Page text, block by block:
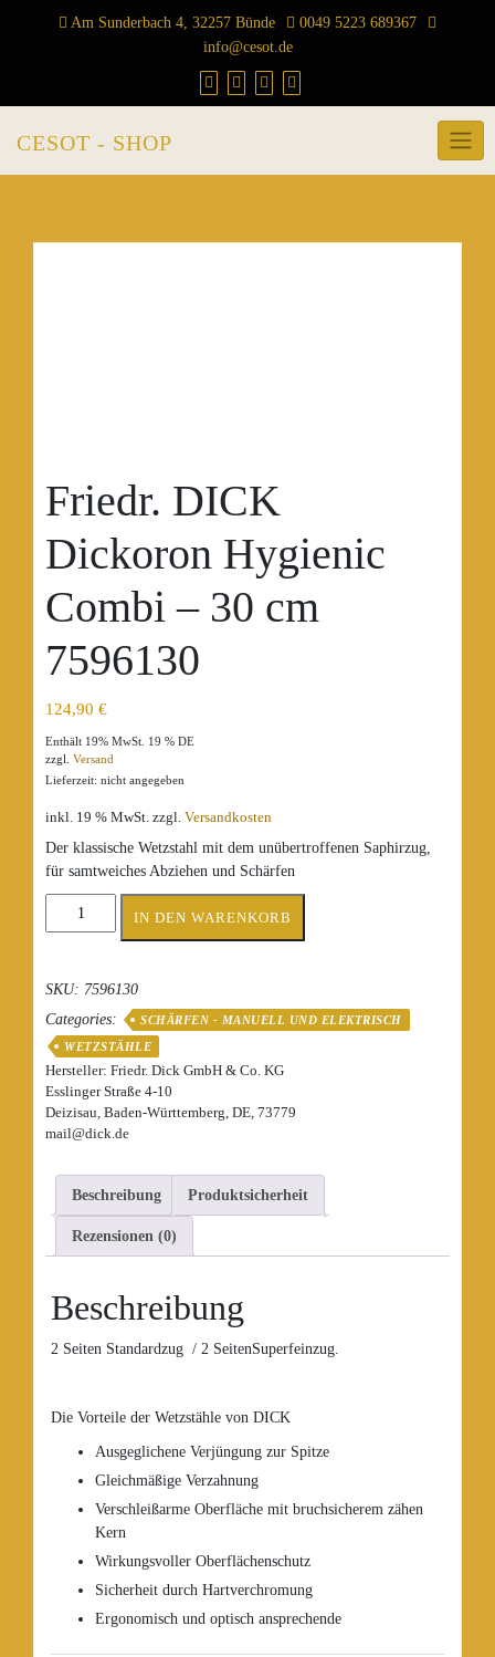
Am Sunderbach 4, 32257 Bünde
0049 5223 689367
info@cesot.de
CESOT - SHOP
Friedr. DICK
Dickoron Hygienic
Combi – 30 cm
7596130
124,90 €
Enthält 19% MwSt. 19 % DE
zzgl. Versand
Lieferzeit: nicht angegeben
inkl. 19 % MwSt. zzgl. Versandkosten
Der klassische Wetzstahl mit dem unübertroffenen Saphirzug,
für samtweiches Abziehen und Schärfen
Friedr.
Combi
-
30
cm
7596130
Menge
IN DEN WARENKORB
SKU: 7596130
Categories:
SCHÄRFEN - MANUELL UND ELEKTRISCH
WETZSTÄHLE
Hersteller: Friedr. Dick GmbH & Co. KG
Esslinger Straße 4-10
Deizisau, Baden-Württemberg, DE, 73779
mail@dick.de
Beschreibung Produktsicherheit
Rezensionen (0)
Beschreibung
2 Seiten Standardzug / 2 SeitenSuperfeinzug.
Die Vorteile der Wetzstähle von DICK
Ausgeglichene Verjüngung zur Spitze
Gleichmäßige Verzahnung
Verschleißarme Oberfläche mit bruchsicherem zähen
Kern
Wirkungsvoller Oberflächenschutz
Sicherheit durch Hartverchromung
Ergonomisch und optisch ansprechende